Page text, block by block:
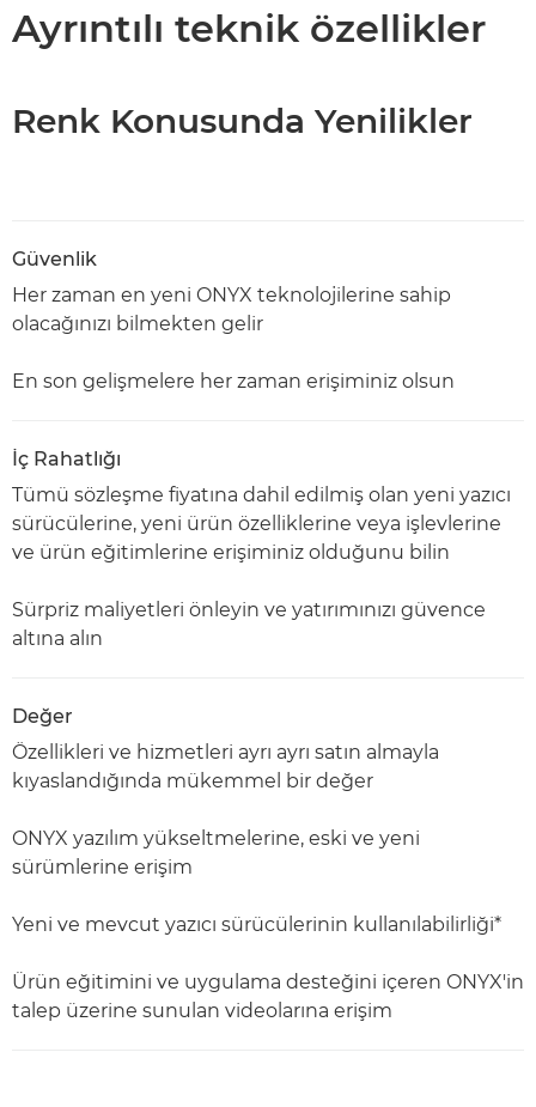
Ayrıntılı teknik özellikler
Renk Konusunda Yenilikler
Güvenlik
Her zaman en yeni ONYX teknolojilerine sahip
olacağınızı bilmekten gelir
En son gelişmelere her zaman erişiminiz olsun
İç Rahatlığı
Tümü sözleşme fiyatına dahil edilmiş olan yeni yazıcı
sürücülerine, yeni ürün özelliklerine veya işlevlerine
ve ürün eğitimlerine erişiminiz olduğunu bilin
Sürpriz maliyetleri önleyin ve yatırımınızı güvence
altına alın
Değer
Özellikleri ve hizmetleri ayrı ayrı satın almayla
kıyaslandığında mükemmel bir değer
ONYX yazılım yükseltmelerine, eski ve yeni
sürümlerine erişim
Yeni ve mevcut yazıcı sürücülerinin kullanılabilirliği*
Ürün eğitimini ve uygulama desteğini içeren ONYX'in
talep üzerine sunulan videolarına erişim